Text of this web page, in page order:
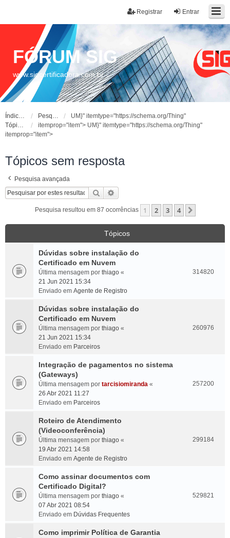
Entrar
Registrar
FÓRUM SIG
www.sigcertificadora.com.br
Índice do fórum Pesquisar
UM}" itemtype="https://schema.org/Thing"
itemprop="item">
Tópicos sem resposta
UM}" itemtype="https://schema.org/Thing"
itemprop="item">
Tópicos sem resposta
Pesquisa avançada
Pesquisar
Pesquisa resultou em 87 ocorrências 1 2 3 4
Tópicos
Dúvidas sobre instalação do
Certificado em Nuvem
Última mensagem por thiago «
21 Jun 2021 15:34
Enviado em Agente de Registro
314820
Dúvidas sobre instalação do
Certificado em Nuvem
Última mensagem por thiago «
21 Jun 2021 15:34
Enviado em Parceiros
260976
Integração de pagamentos no sistema
(Gateways)
Última mensagem por tarcisiomiranda «
26 Abr 2021 11:27
Enviado em Parceiros
257200
Roteiro de Atendimento
(Videoconferência)
Última mensagem por thiago «
19 Abr 2021 14:58
Enviado em Agente de Registro
299184
Como assinar documentos com
Certificado Digital?
Última mensagem por thiago «
07 Abr 2021 08:54
Enviado em Dúvidas Frequentes
529821
Como imprimir Política de Garantia